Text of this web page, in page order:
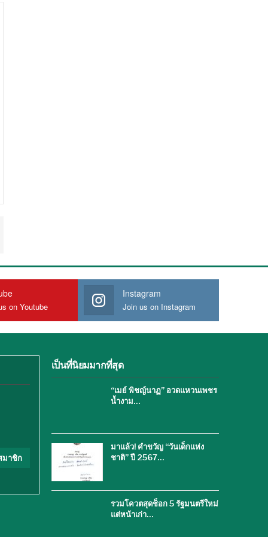
on Youtube
Instagram
Join us on Instagram
มาชิก
เป็นที่นิยมมากที่สุด
“เมย์ พิชญ์นาฏ” อวดแหวนเพชร
น้ำงาม…
มาแล้ว! คำขวัญ “วันเด็กแห่ง
ชาติ” ปี 2567…
รวมโควตสุดช็อก 5 รัฐมนตรีใหม่
แต่หน้าเก่า…